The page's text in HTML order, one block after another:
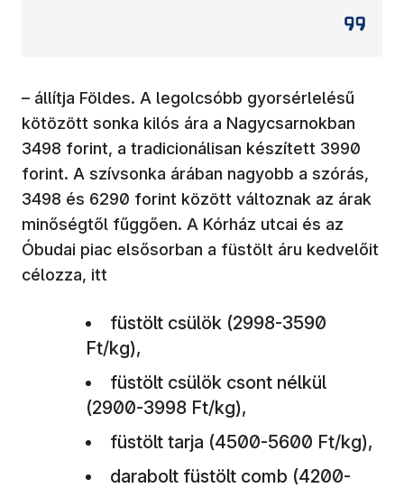
– állítja Földes. A legolcsóbb gyorsérlelésű
kötözött sonka kilós ára a Nagycsarnokban
3498 forint, a tradicionálisan készített 3990
forint. A szívsonka árában nagyobb a szórás,
3498 és 6290 forint között változnak az árak
minőségtől fűggően. A Kórház utcai és az
Óbudai piac elsősorban a füstölt áru kedvelőit
célozza, itt
füstölt csülök (2998-3590
Ft/kg),
füstölt csülök csont nélkül
(2900-3998 Ft/kg),
füstölt tarja (4500-5600 Ft/kg),
darabolt füstölt comb (4200-